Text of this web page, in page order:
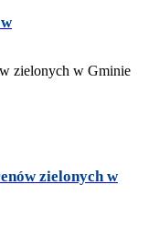
zielonych w